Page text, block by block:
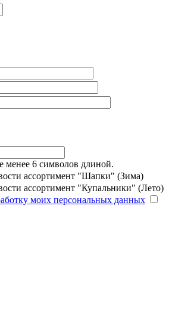
менее 6 символов длиной.
ассортимент "Шапки" (Зима)
ассортимент "Купальники" (Лето)
моих персональных данных